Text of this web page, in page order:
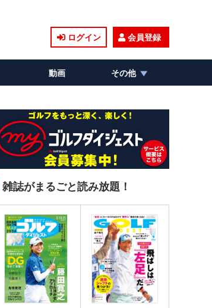
ログイン 会員登録
動画 その他
雑誌がまるごと読み放題！